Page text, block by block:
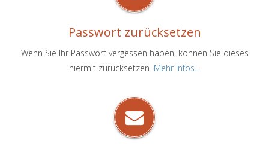
Passwort zurücksetzen
Wenn Sie Ihr Passwort vergessen haben, können Sie dieses
hiermit zurücksetzen. Mehr Infos...